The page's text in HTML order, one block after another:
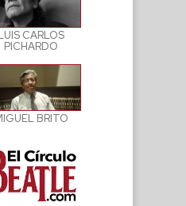
CARLOS
PICHARDO
BRITO